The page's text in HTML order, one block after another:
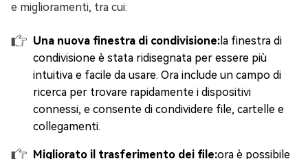
e miglioramenti, tra cui:
Una nuova finestra di condivisione: la finestra di
condivisione è stata ridisegnata per essere più
intuitiva e facile da usare. Ora include un campo di
ricerca per trovare rapidamente i dispositivi
connessi, e consente di condividere file, cartelle e
collegamenti.
Migliorato il trasferimento dei file:ora è possibile